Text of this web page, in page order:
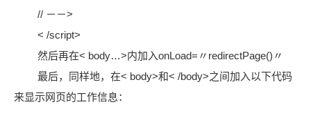
// －－>
< /script>
然后再在< body…>内加入onLoad=〃redirectPage()〃
最后，同样地，在< body>和< /body>之间加入以下代码
来显示网页的工作信息：